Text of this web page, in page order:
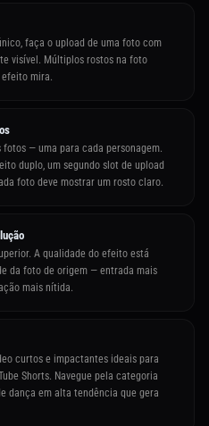
faça o upload de uma foto com
visível. Múltiplos rostos na foto
mira.
— uma para cada personagem.
duplo, um segundo slot de upload
foto deve mostrar um rosto claro.
A qualidade do efeito está
da foto de origem — entrada mais
mais nítida.
curtos e impactantes ideais para
Shorts. Navegue pela categoria
dança em alta tendência que gera